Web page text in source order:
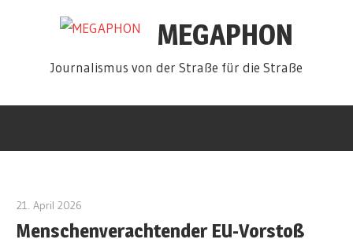
MEGAPHON
Journalismus von der Straße für die Straße
21. April 2026
Menschenverachtender EU-Vorstoß